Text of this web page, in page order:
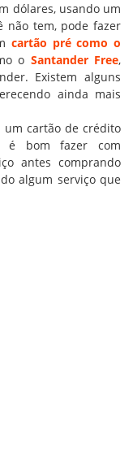
dólares, usando um
não tem, pode fazer
cartão pré como o
o Santander Free,
Existem alguns
ainda mais
um cartão de crédito
é bom fazer com
antes comprando
algum serviço que